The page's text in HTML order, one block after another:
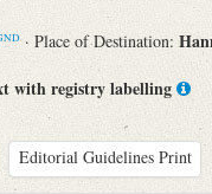
· Place of Destination:
with registry labelling
Editorial Guidelines Print